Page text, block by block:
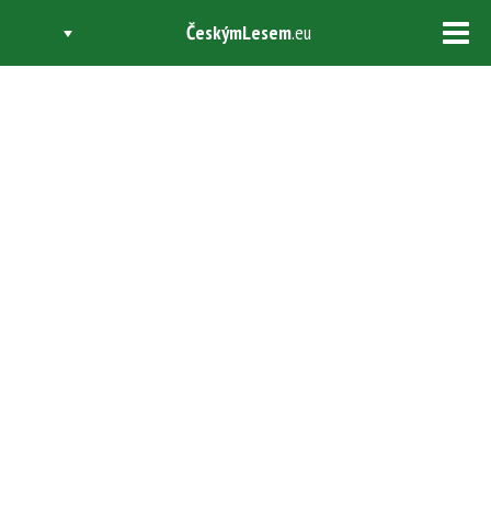
ČeskýmLesem.eu